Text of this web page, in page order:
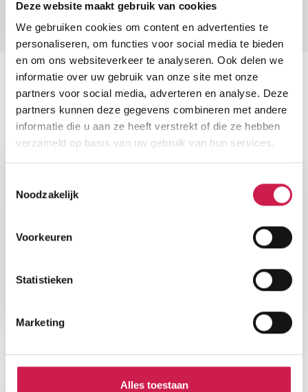
Deze website maakt gebruik van cookies
We gebruiken cookies om content en advertenties te
personaliseren, om functies voor social media te bieden
en om ons websiteverkeer te analyseren. Ook delen we
informatie over uw gebruik van onze site met onze
partners voor social media, adverteren en analyse. Deze
partners kunnen deze gegevens combineren met andere
informatie die u aan ze heeft verstrekt of die ze hebben
verzameld op basis van uw gebruik van hun services.
Noodzakelijk
Voorkeuren
Statistieken
Marketing
Alles toestaan
DE TEAMLEDEN
Wij staan voor je klaar